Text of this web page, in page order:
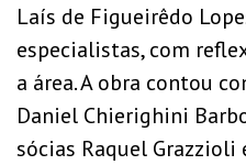
Laís de Figueirêdo
especialistas, com
a área. A obra contou
Daniel Chierighini
sócias Raquel Grazzioli